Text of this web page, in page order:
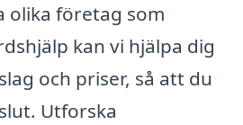
olika företag som
kan vi hjälpa dig
och priser, så att du
Utforska